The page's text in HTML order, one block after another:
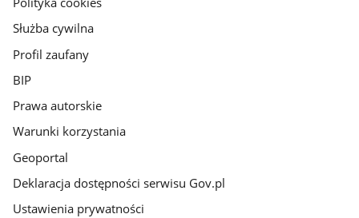
Służba cywilna
Profil zaufany
BIP
Prawa autorskie
Warunki korzystania
Geoportal
Deklaracja dostępności serwisu Gov.pl
Ustawienia prywatności